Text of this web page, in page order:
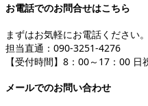
お電話でのお問合せはこちら
まずはお気軽にお電話ください。
担当直通：090-3251-4276
【受付時間】8：00～17：00 日
メールでのお問い合わせ